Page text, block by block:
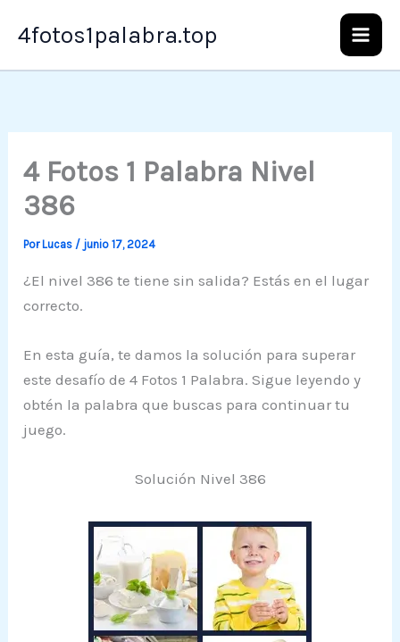
4fotos1palabra.top
4 Fotos 1 Palabra Nivel
386
PorLucas / junio 17, 2024
¿El nivel 386 te tiene sin salida? Estás en el lugar
correcto.
En esta guía, te damos la solución para superar
este desafío de 4 Fotos 1 Palabra. Sigue leyendo y
obtén la palabra que buscas para continuar tu
juego.
Solución Nivel 386